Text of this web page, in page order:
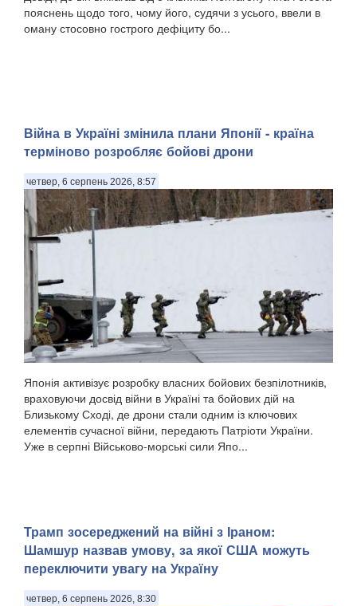
пояснень щодо того, чому його, судячи з усього, ввели в
оману стосовно гострого дефіциту бо...
Війна в Україні змінила плани Японії - країна
терміново розробляє бойові дрони
четвер, 6 серпень 2026, 8:57
Японія активізує розробку власних бойових безпілотників,
враховуючи досвід війни в Україні та бойових дій на
Близькому Сході, де дрони стали одним із ключових
елементів сучасної війни, передають Патріоти України.
Уже в серпні Військово-морські сили Япо...
Трамп зосереджений на війні з Іраном:
Шамшур назвав умову, за якої США можуть
переключити увагу на Україну
четвер, 6 серпень 2026, 8:30